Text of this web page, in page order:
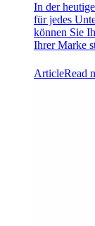
In der
für jedes
können Sie
Ihrer Marke
ArticleRead